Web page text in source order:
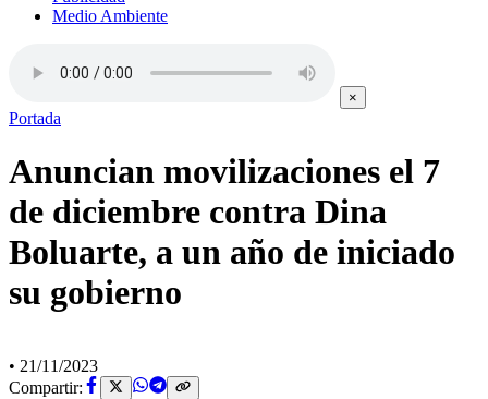
Medio Ambiente
×
Portada
Anuncian movilizaciones el 7
de diciembre contra Dina
Boluarte, a un año de iniciado
su gobierno
• 21/11/2023
Compartir: